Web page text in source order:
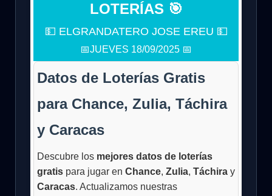
LOTERÍAS 🎯
💵 ELGRANDATERO JOSE EREU 💵
📅JUEVES 18/09/2025 📅
Datos de Loterías Gratis
para Chance, Zulia, Táchira
y Caracas
Descubre los mejores datos de loterías
gratispara jugar en Chance, Zulia, Táchiray
Caracas. Actualizamos nuestras